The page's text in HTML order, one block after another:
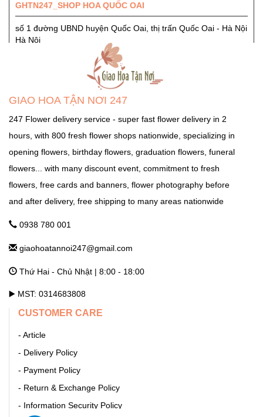
GIAO HOA TẬN NƠI 247
247 Flower delivery service - super fast flower delivery in 2
hours, with 800 fresh flower shops nationwide, specializing in
opening flowers, birthday flowers, graduation flowers, funeral
flowers... with many discount event, commitment to fresh
flowers, free cards and banners, flower photography before
and after delivery, free shipping to many areas nationwide
0938 780 001
giaohoatannoi247@gmail.com
Thứ Hai - Chủ Nhật | 8:00 - 18:00
▶️ MST: 0314683808
CUSTOMER CARE
- Article
- Delivery Policy
- Payment Policy
- Return & Exchange Policy
- Information Security Policy
GHTN247_SHOP HOA QUỐC OAI
số 1 đường UBND huyện Quốc Oai, thị trấn Quốc Oai - Hà Nội
Hà Nội
GHTN247_SHOP HOA SÓC SƠN
Quốc Lộ 3, Xã Phù Lỗ, Huyện Sóc Sơn, Thành Phố Hà Nội
Tỉnh Lộ 84, TT. Liên Quan, Thạch Thất, Hà Nội Hà Nội
GHTN247_SHOP HOA THANH OAI
Số 7 Dốc Mọc - Cao Dương - Thanh Oai - Hà Nội Hà Nội
Hà Nội
11 Quang Trung, thị trấn Vân Đình - Ứng Hòa - Hà Nội Hà Nội
GHTN247_SHOP HOA BA ĐÌNH
86 Cửa Bắc, Ba Đình, Hà Nội. Phúc Xá Hà Nội